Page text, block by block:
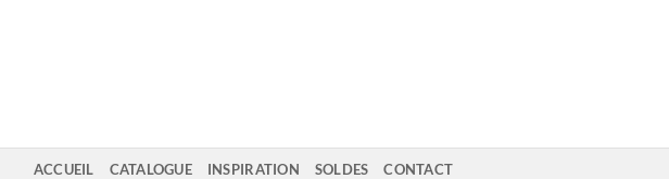
ACCUEIL CATALOGUE INSPIRATION SOLDES CONTACT